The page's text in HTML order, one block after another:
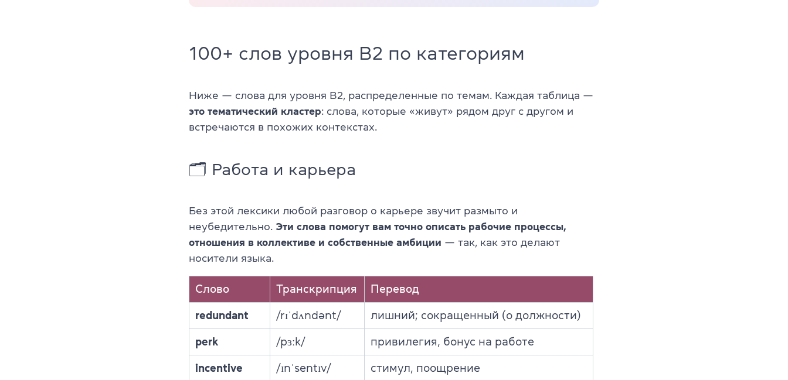
100+ слов уровня B2 по категориям
Ниже — слова для уровня B2, распределенные по темам. Каждая таблица —
это тематический кластер: слова, которые «живут» рядом друг с другом и
встречаются в похожих контекстах.
🗂 Работа и карьера
Без этой лексики любой разговор о карьере звучит размыто и
неубедительно. Эти слова помогут вам точно описать рабочие процессы,
отношения в коллективе и собственные амбиции — так, как это делают
носители языка.
Слово Транскрипция Перевод
redundant /rɪˈdʌndənt/ лишний; сокращенный (о должности)
perk /pɜːk/ привилегия, бонус на работе
incentive /ɪnˈsentɪv/ стимул, поощрение